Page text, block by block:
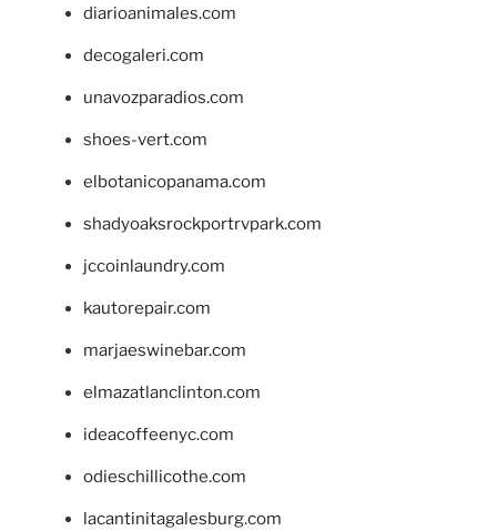
diarioanimales.com
decogaleri.com
unavozparadios.com
shoes-vert.com
elbotanicopanama.com
shadyoaksrockportrvpark.com
jccoinlaundry.com
kautorepair.com
marjaeswinebar.com
elmazatlanclinton.com
ideacoffeenyc.com
odieschillicothe.com
lacantinitagalesburg.com